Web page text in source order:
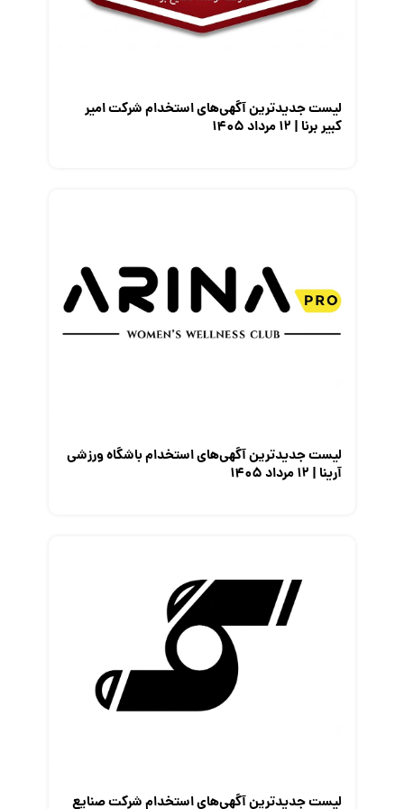
لیست جدیدترین آگهی‌های استخدام شرکت امیر
کبیر برنا | ۱۲ مرداد ۱۴۰۵
لیست جدیدترین آگهی‌های استخدام باشگاه ورزشی
آرینا | ۱۲ مرداد ۱۴۰۵
لیست جدیدترین آگهی‌های استخدام شرکت صنایع